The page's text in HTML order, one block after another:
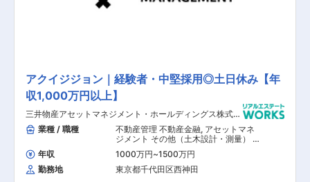
アセットマネージャーとして同社傘下2社（三井
産関連の資格や管理の資格、建築士の資格などを
お持ちの方は歓迎いたします。グループ会社を含
め、様々な物件に携わることができ豊富な経験を
ーとして専門性を高めたい方にとっては魅力的な
環境です。
アクイジジョン｜経験者・中堅採用◎土日休み【年
収1,000万円以上】
三井物産アセットマネジメント・ホールディングス株式会
社
業種 / 職種 不動産管理 不動産金融, アセットマネ
ジメント その他（土木設計・測量） そ
の他（建築設計・積算）
年収 1000万円~1500万円
勤務地
東京都千代田区西神田